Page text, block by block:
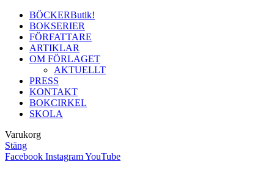
BÖCKERButik!
BOKSERIER
FÖRFATTARE
ARTIKLAR
OM FÖRLAGET
AKTUELLT
PRESS
KONTAKT
BOKCIRKEL
SKOLA
Varukorg
Stäng
Facebook InstagramYouTube